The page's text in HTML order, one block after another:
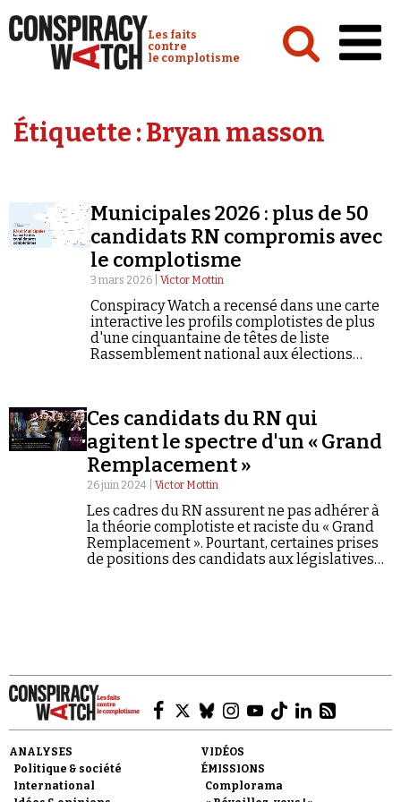
Conspiracy Watch :
Les faits
contre
le complotisme
Analyses
Vidéos
Émissions
Revues de presse
Faire un don
Étiquette :Bryan masson
Municipales 2026 : plus de 50
candidats RN compromis avec
le complotisme
3 mars 2026 | Victor Mottin
Conspiracy Watch a recensé dans une carte
interactive les profils complotistes de plus
d'une cinquantaine de têtes de liste
Rassemblement national aux élections
Ces candidats du RN qui
agitent le spectre d'un « Grand
Remplacement »
26 juin 2024 | Victor Mottin
Les cadres du RN assurent ne pas adhérer à
la théorie complotiste et raciste du « Grand
Remplacement ». Pourtant, certaines prises
de positions des candidats aux législatives
ANALYSES
Politique & société
International
VIDÉOS
ÉMISSIONS
Complorama